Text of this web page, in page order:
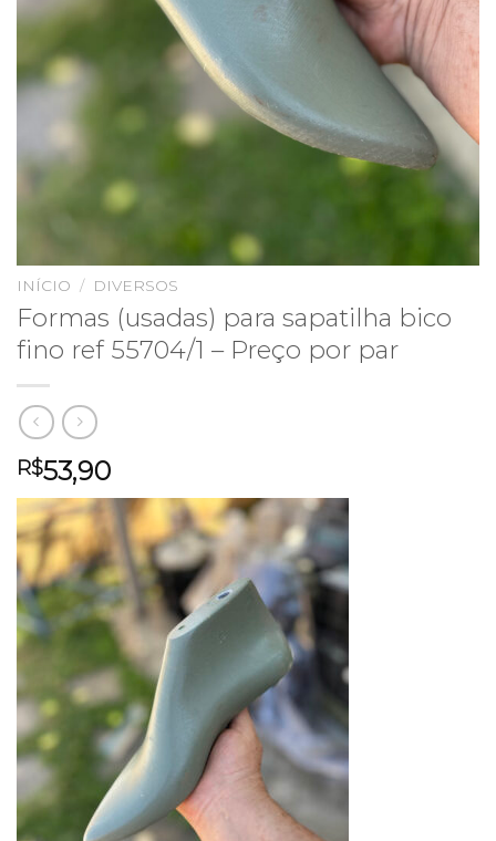
INÍCIO / DIVERSOS
Formas (usadas) para sapatilha bico
fino ref 55704/1 – Preço por par
R$53,90